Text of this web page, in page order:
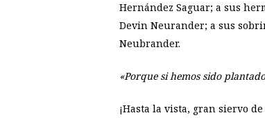
Hernández Saguar; a sus
Devin Neurander; a sus
Neubrander.
«Porque si hemos sido
¡Hasta la vista, gran siervo